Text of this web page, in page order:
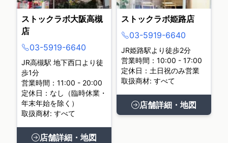
ストックラボ大阪高槻
店
03-5919-6640
JR高槻駅 地下西口より徒
歩1分
営業時間：11:00 - 20:00
定休日：なし（臨時休業・
年末年始を除く）
取扱商材: すべて
店舗詳細・地図
ストックラボ姫路店
03-5919-6640
JR姫路駅より徒歩2分
営業時間：10:00 - 17:00
定休日：土日祝のみ営業
取扱商材: すべて
店舗詳細・地図